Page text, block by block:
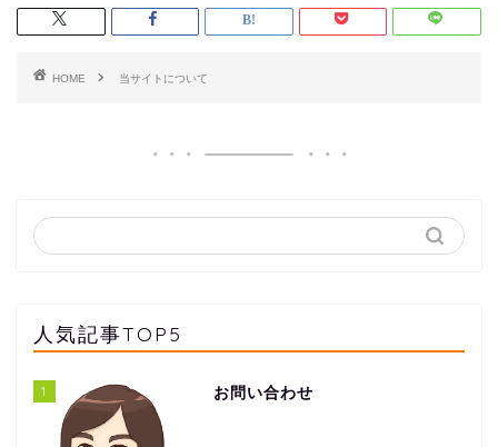
HOME 当サイトについて
人気記事TOP5
1 お問い合わせ